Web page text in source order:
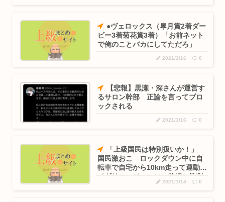
●ヴェロックス（皐月賞2着ダー
ビー3着菊花賞3着）「お前ネット
で俺のことバカにしてただろ」
2021/1/16 0
【悲報】黒瀬・深さんが運営す
るサロン幹部 正論を言ってブロ
ックされる
2021/1/16 0
「上級国民は特別扱いか！」
国民激おこ ロックダウン中に自
転車で自宅から10km走って運動
イギリス・ジョンソン首相に批判
2021/1/14 0